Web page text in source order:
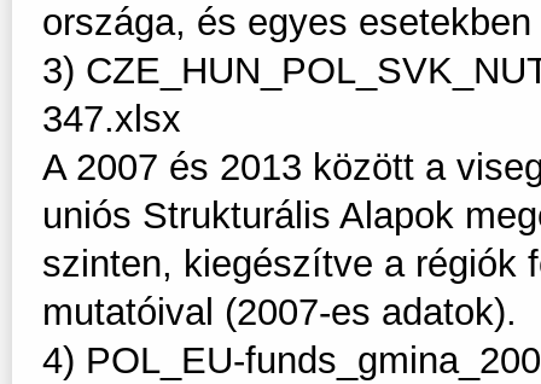
országa, és egyes
3)
347.xlsx
A 2007 és 2013 között a
uniós Strukturális Alapok
szinten, kiegészítve a régiók
mutatóival (2007-es adatok).
4) POL_EU-